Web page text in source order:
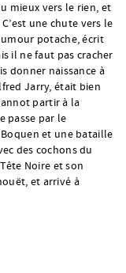
mieux vers le rien, et
une chute vers le
potache, écrit
il ne faut pas cracher
donner naissance à
Jarry, était bien
partir à la
passe par le
Boquen et une bataille
des cochons du
Noire et son
et arrivé à